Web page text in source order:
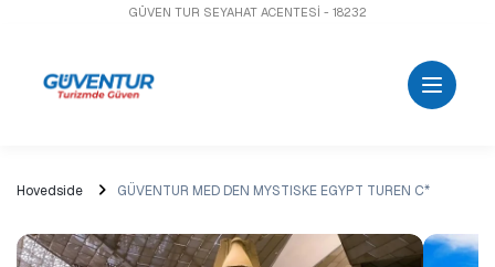
GÜVEN TUR SEYAHAT ACENTESİ - 18232
Hovedside GÜVENTUR MED DEN MYSTISKE EGYPT TUREN C*